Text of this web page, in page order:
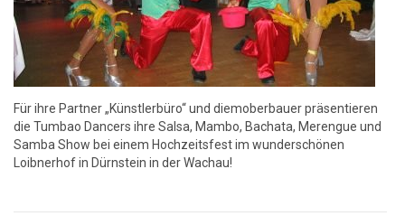
Für ihre Partner „Künstlerbüro“ und diemoberbauer präsentieren
die Tumbao Dancers ihre Salsa, Mambo, Bachata, Merengue und
Samba Show bei einem Hochzeitsfest im wunderschönen
Loibnerhof in Dürnstein in der Wachau!